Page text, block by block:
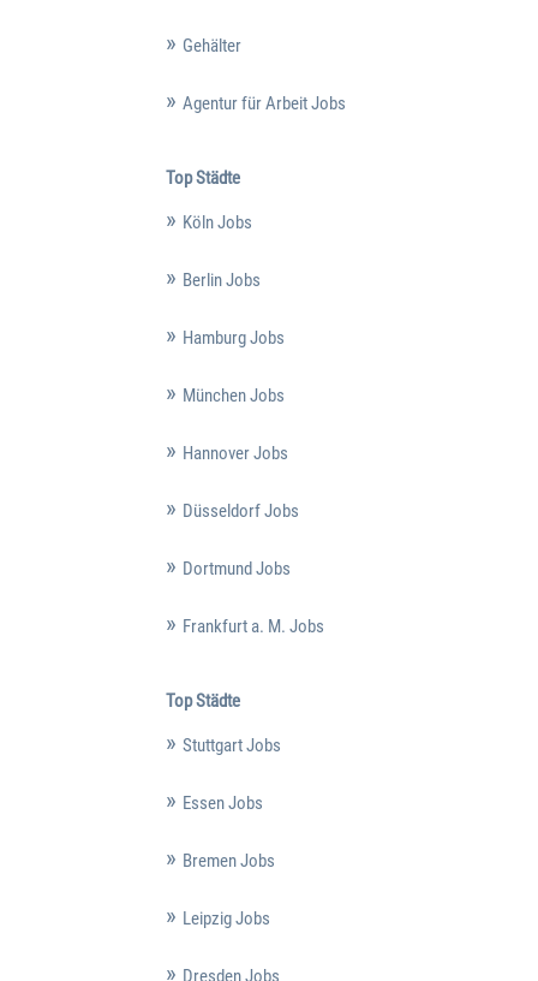
Gehälter
Agentur für Arbeit Jobs
Top Städte
Köln Jobs
Berlin Jobs
Hamburg Jobs
München Jobs
Hannover Jobs
Düsseldorf Jobs
Dortmund Jobs
Frankfurt a. M. Jobs
Top Städte
Stuttgart Jobs
Essen Jobs
Bremen Jobs
Leipzig Jobs